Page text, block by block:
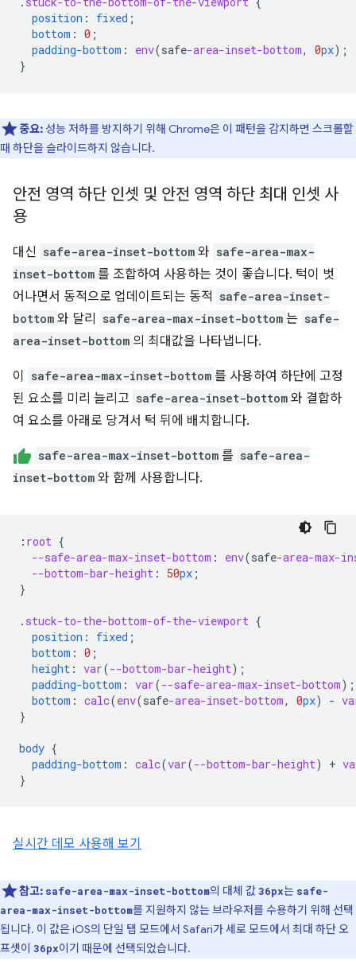
position : fixed ;
bottom : 0 ;
padding-bottom : env(safe-area-inset-bottom, 0px);
}
중요: 성능 저하를 방지하기 위해 Chrome은 이 패턴을 감지하면 스크롤할
때 하단을 슬라이드하지 않습니다.
안전 영역 하단 인셋 및 안전 영역 하단 최대 인셋 사
용
대신 safe-area-inset-bottom 와 safe-area-max-
inset-bottom 를 조합하여 사용하는 것이 좋습니다. 턱이 벗
어나면서 동적으로 업데이트되는 동적 safe-area-inset-
bottom 와 달리 safe-area-max-inset-bottom 는 safe-
area-inset-bottom 의 최대값을 나타냅니다.
이 safe-area-max-inset-bottom 를 사용하여 하단에 고정
된 요소를 미리 늘리고 safe-area-inset-bottom 와 결합하
여 요소를 아래로 당겨서 턱 뒤에 배치합니다.
safe-area-max-inset-bottom 를 safe-area-
inset-bottom 와 함께 사용합니다.
: root {
--safe-area-max-inset-bottom : env(safe-area-max-
--bottom-bar-height : 50px ;
}
. stuck-to-the-bottom-of-the-viewport {
position : fixed ;
bottom : 0 ;
height : var(--bottom-bar-height);
padding-bottom : var(--safe-area-max-inset-bottom);
bottom : calc(env(safe-area-inset-bottom, 0px) -
}
body {
padding-bottom : calc(var(--bottom-bar-height) +
}
실시간 데모 사용해 보기
참고: safe-area-max-inset-bottom의 대체 값36px는 safe-
area-max-inset-bottom를 지원하지 않는 브라우저를 수용하기 위해 선택
됩니다. 이 값은 iOS의 단일 탭 모드에서 Safari가 세로 모드에서 최대 하단 오
프셋이 36px이기 때문에 선택되었습니다.